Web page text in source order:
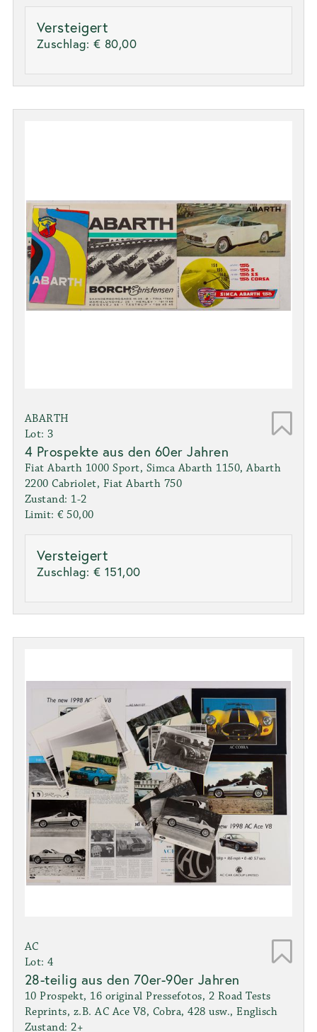
Versteigert
Zuschlag: € 80,00
ABARTH
Lot: 3
4 Prospekte aus den 60er Jahren
Fiat Abarth 1000 Sport, Simca Abarth 1150, Abarth
2200 Cabriolet, Fiat Abarth 750
Zustand: 1-2
Limit: € 50,00
Versteigert
Zuschlag: € 151,00
AC
Lot: 4
28-teilig aus den 70er-90er Jahren
10 Prospekt, 16 original Pressefotos, 2 Road Tests
Reprints, z.B. AC Ace V8, Cobra, 428 usw., Englisch
Zustand: 2+